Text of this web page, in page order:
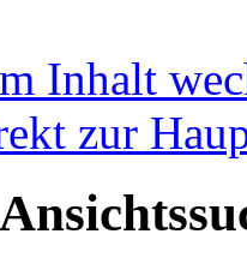
Inhalt
zur